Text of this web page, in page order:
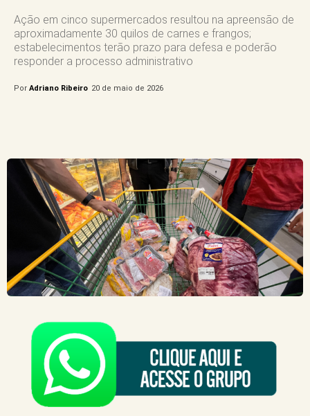
Ação em cinco supermercados resultou na apreensão de
aproximadamente 30 quilos de carnes e frangos;
estabelecimentos terão prazo para defesa e poderão
responder a processo administrativo
Por Adriano Ribeiro 20 de maio de 2026